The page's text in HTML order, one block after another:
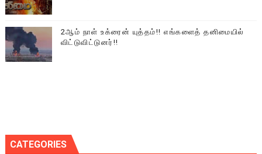
2ஆம் நாள் உக்ரைன் யுத்தம்!! எங்களைத் தனிமையில்
விட்டுவிட்டுனர்!!
CATEGORIES